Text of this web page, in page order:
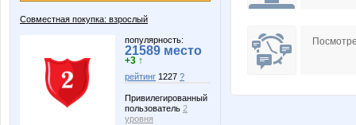
Совместная покупка: взрослый
популярность:
21589 место
+3 ↑
рейтинг 1227 ?
Привилегированный
пользователь 2
уровня
katunia